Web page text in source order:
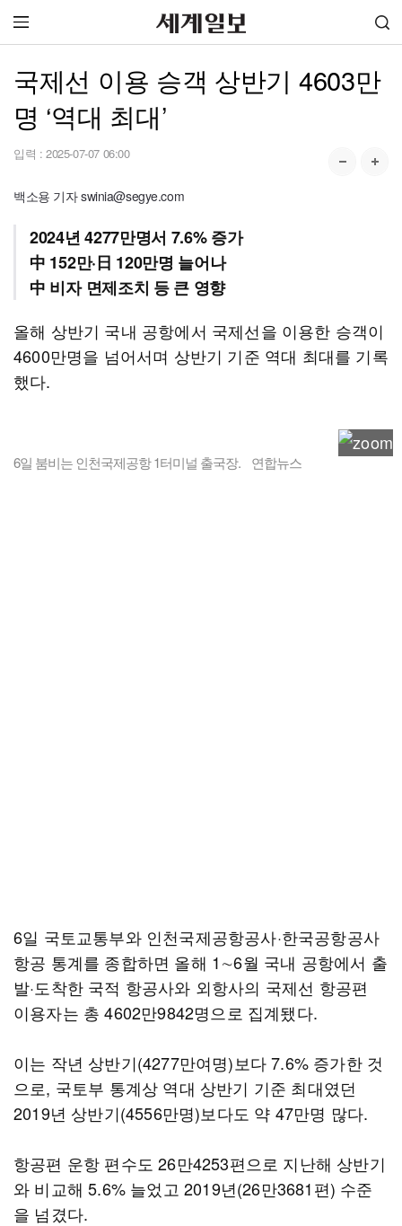
국제선 이용 승객 상반기 4603만
명 ‘역대 최대’
입력 : 2025-07-07 06:00
백소용 기자 swinia@segye.com
2024년 4277만명서 7.6% 증가
中 152만·日 120만명 늘어나
中 비자 면제조치 등 큰 영향
올해 상반기 국내 공항에서 국제선을 이용한 승객이
4600만명을 넘어서며 상반기 기준 역대 최대를 기록
했다.
6일 붐비는 인천국제공항 1터미널 출국장. 연합뉴스
6일 국토교통부와 인천국제공항공사·한국공항공사
항공 통계를 종합하면 올해 1∼6월 국내 공항에서 출
발·도착한 국적 항공사와 외항사의 국제선 항공편
이용자는 총 4602만9842명으로 집계됐다.
이는 작년 상반기(4277만여명)보다 7.6% 증가한 것
으로, 국토부 통계상 역대 상반기 기준 최대였던
2019년 상반기(4556만명)보다도 약 47만명 많다.
항공편 운항 편수도 26만4253편으로 지난해 상반기
와 비교해 5.6% 늘었고 2019년(26만3681편) 수준
을 넘겼다.